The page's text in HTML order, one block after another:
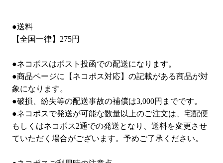
●送料
【全国一律】275円
●ネコポスはポスト投函での配送になります。
●商品ページに【ネコポス対応】の記載がある商品が対
象になります。
●破損、紛失等の配送事故の補償は3,000円までです。
●ネコポスで発送が可能な数量以上のご注文は、宅配便
もしくはネコポス2通での発送となり、送料を変更させ
ていただく場合がございます。予めご了承ください。